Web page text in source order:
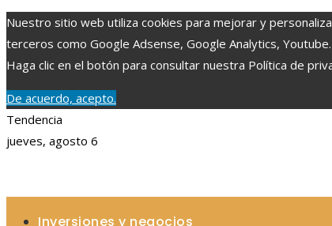
Nuestro sitio web utiliza cookies para mejorar y
terceros como Google Adsense, Google Analytics,
Haga clic en el botón para consultar nuestra Política de
De acuerdo, acepto.
Tendencia
jueves, agosto 6
Inversiones y negocios